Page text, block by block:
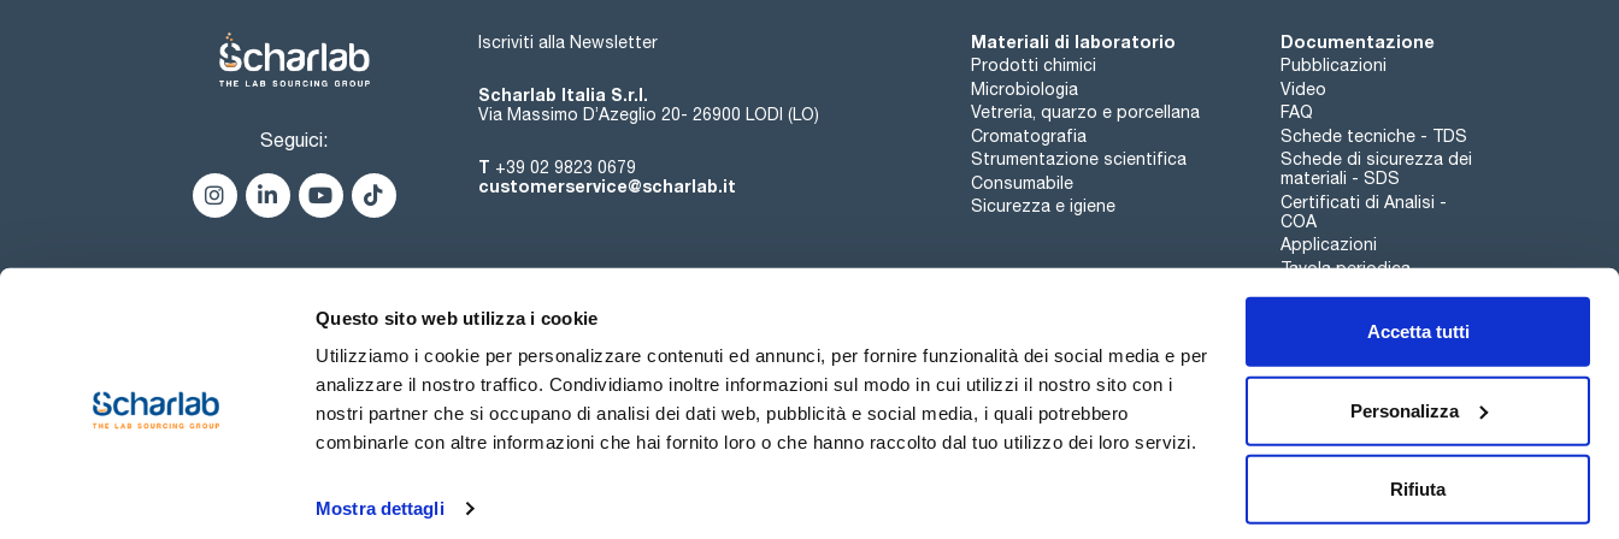
Questo sito web utilizza i cookie
Utilizziamo i cookie per personalizzare contenuti ed annunci, per fornire funzionalità dei social media e per
analizzare il nostro traffico. Condividiamo inoltre informazioni sul modo in cui utilizzi il nostro sito con i
nostri partner che si occupano di analisi dei dati web, pubblicità e social media, i quali potrebbero
combinarle con altre informazioni che hai fornito loro o che hanno raccolto dal tuo utilizzo dei loro servizi.
Mostra dettagli
Accetta tutti
Personalizza
Rifiuta
Seguici:
Iscriviti alla Newsletter
Scharlab Italia S.r.l.
Via Massimo D’Azeglio 20- 26900 LODI (LO)
T +39 02 9823 0679
customerservice@scharlab.it
Materiali di laboratorio
Prodotti chimici
Microbiologia
Vetreria, quarzo e porcellana
Cromatografia
Strumentazione scientifica
Consumabile
Sicurezza e igiene
Documentazione
Pubblicazioni
Video
FAQ
Schede tecniche - TDS
Schede di sicurezza dei
materiali - SDS
Certificati di Analisi -
COA
Applicazioni
Tavola periodica
Canale di segnalazioni
Chi siamo Eventi Contatto Novità
Termini di utilizzo Condizioni di vendita Politica sui cookie Politica sulla riservatezza Qualità Sostenibilità